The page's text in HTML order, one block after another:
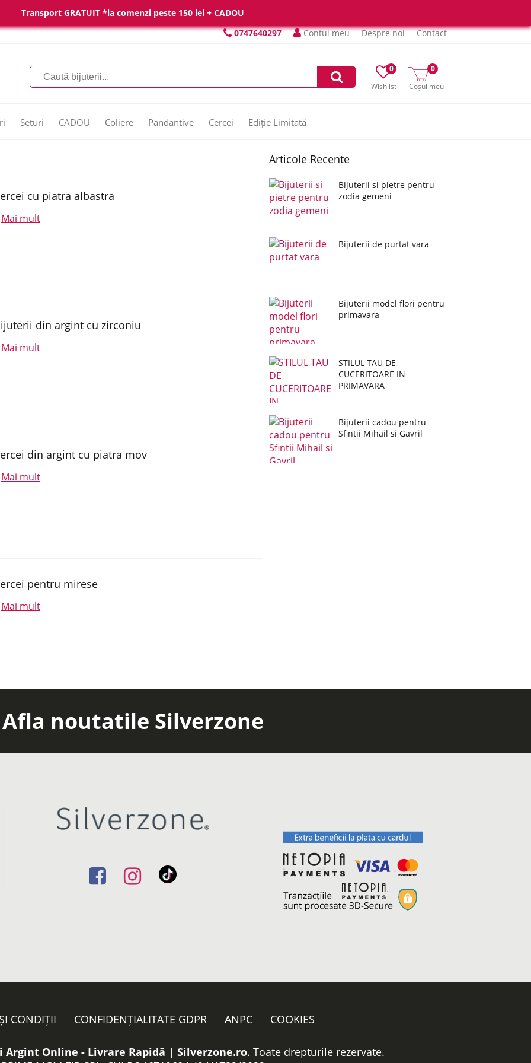
Transport GRATUIT *la comenzi peste 150 lei + CADOU
0747640297
Contul meu Despre noi Contact
Wishlist
0
Coșul meu
0
Seturi CADOU Coliere Pandantive Cercei Ediție Limitată
cu piatra albastra
Mai mult
din argint cu zirconiu
Mai mult
din argint cu piatra mov
Mai mult
pentru mirese
Mai mult
Articole Recente
Bijuterii si pietre pentru
zodia gemeni
Bijuterii de purtat vara
Bijuterii model flori pentru
primavara
STILUL TAU DE
CUCERITOARE IN
PRIMAVARA
Bijuterii cadou pentru
Sfintii Mihail si Gavril
Afla noutatile Silverzone
CONDIȚII CONFIDENȚIALITATE GDPR ANPC COOKIES
Online - Livrare Rapidă | Silverzone.ro. Toate drepturile rezervate.